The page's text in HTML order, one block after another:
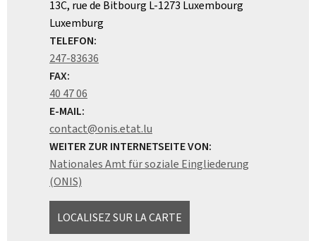
ADRESSE
:
13C, rue de Bitbourg L-1273 Luxembourg
Luxemburg
TELEFON:
247-83636
FAX:
40 47 06
E-MAIL:
contact@onis.etat.lu
WEITER ZUR INTERNETSEITE VON:
Nationales Amt für soziale Eingliederung
(ONIS)
LOCALISEZ SUR LA CARTE